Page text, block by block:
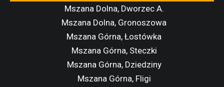
Mszana Dolna, Dworzec A.
Mszana Dolna, Gronoszowa
Mszana Górna, Łostówka
Mszana Górna, Steczki
Mszana Górna, Dziedziny
Mszana Górna, Fligi